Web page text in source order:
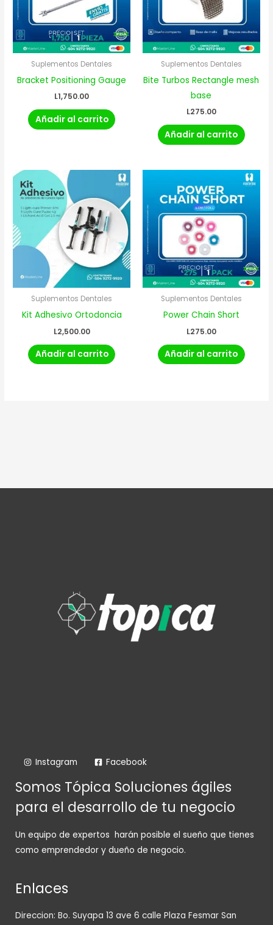
Suplementos Dentales
Bracket Positioning Gauge
L1,750.00
Añadir al carrito
Suplementos Dentales
Bite Turbos Rectangle mesh
base
L275.00
Añadir al carrito
Suplementos Dentales
Kit Adhesivo Ortodoncia
L2,500.00
Añadir al carrito
Suplementos Dentales
Power Chain Short
L275.00
Añadir al carrito
Instagram Facebook
Somos Tópica Soluciones ágiles
para el desarrollo de tu negocio
Un equipo de expertos harán posible el sueño que tienes
como emprendedor y dueño de negocio.
Enlaces
Direccion: Bo. Suyapa 13 ave 6 calle Plaza Fesmar San